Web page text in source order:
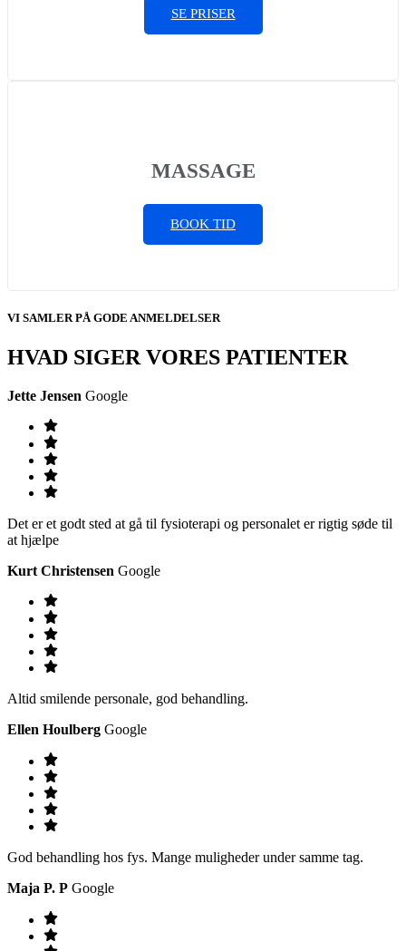
SE PRISER
MASSAGE
BOOK TID
VI SAMLER PÅ GODE ANMELDELSER
HVAD SIGER VORES PATIENTER
Jette Jensen Google
Det er et godt sted at gå til fysioterapi og personalet er rigtig søde til
at hjælpe
Kurt Christensen Google
Altid smilende personale, god behandling.
Ellen Houlberg Google
God behandling hos fys. Mange muligheder under samme tag.
Maja P. P Google